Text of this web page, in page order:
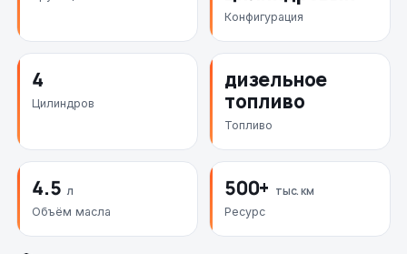
Конфигурация
4
Цилиндров
дизельное
топливо
Топливо
4.5 л
Объём масла
500+ тыс. км
Ресурс